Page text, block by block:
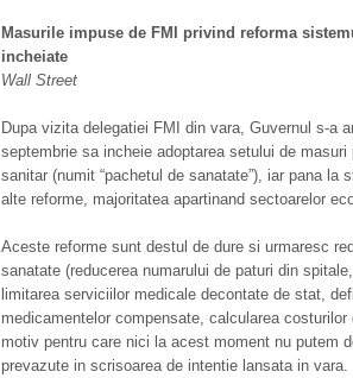
Masurile impuse de FMI privind reforma
incheiate
Wall Street
Dupa vizita delegatiei FMI din vara, Guvernul s-a
septembrie sa incheie adoptarea setului de
sanitar (numit “pachetul de sanatate”), iar pana la
alte reforme, majoritatea apartinand sectoarelor
Aceste reforme sunt destul de dure si urmaresc
sanatate (reducerea numarului de paturi din
limitarea serviciilor medicale decontate de stat,
medicamentelor compensate, calcularea
motiv pentru care nici la acest moment nu putem
prevazute in scrisoarea de intentie lansata in vara.